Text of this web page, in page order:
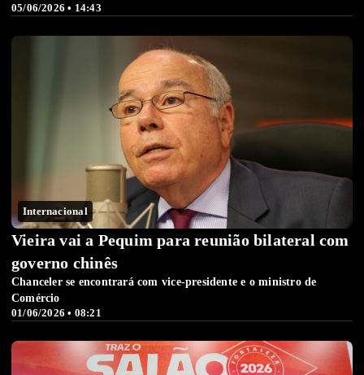
05/06/2026 • 14:43
Internacional
01/06/2026 • 08:21
Vieira vai a Pequim para reunião bilateral com
governo chinês
Chanceler se encontrará com vice-presidente e o ministro de
Comércio